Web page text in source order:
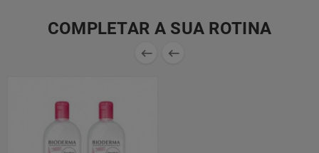
COMPLETAR A SUA ROTINA
 